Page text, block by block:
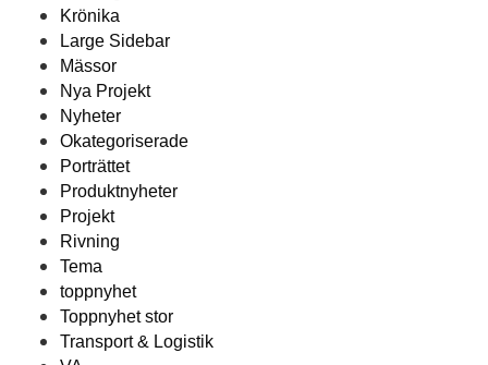
Krönika
Large Sidebar
Mässor
Nya Projekt
Nyheter
Okategoriserade
Porträttet
Produktnyheter
Projekt
Rivning
Tema
toppnyhet
Toppnyhet stor
Transport & Logistik